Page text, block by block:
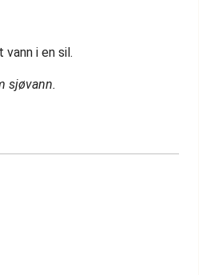
i en sil.
sjøvann.